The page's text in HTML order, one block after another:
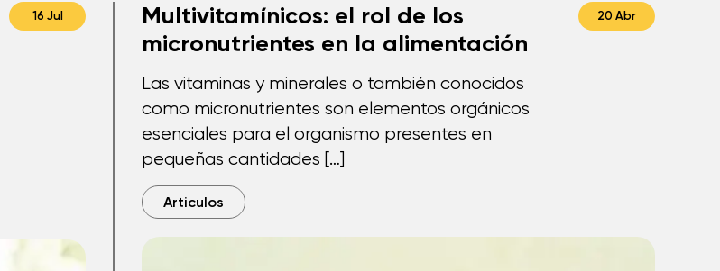
16 Jul
Multivitamínicos: el rol de los
micronutrientes en la alimentación
Las vitaminas y minerales o también conocidos
como micronutrientes son elementos orgánicos
esenciales para el organismo presentes en
pequeñas cantidades […]
20 Abr
Articulos